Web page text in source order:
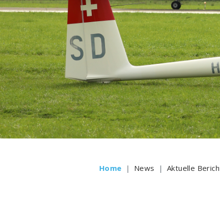
Home News Aktuelle